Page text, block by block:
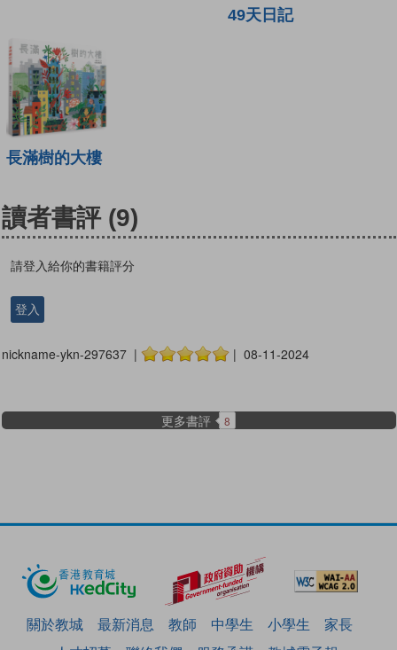
49天日記
長滿樹的大樓
讀者書評 (9)
請登入給你的書籍評分
登入
nickname-ykn-297637 | | 08-11-2024
更多書評 8
關於教城 最新消息 教師 中學生 小學生
家長